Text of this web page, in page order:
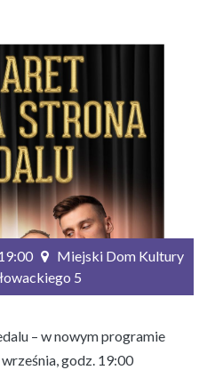
Miejski Dom Kultury
5
– w nowym programie
godz. 19:00